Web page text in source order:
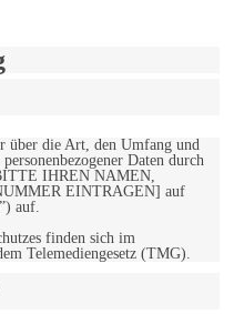
über die Art, den Umfang und
Daten durch
IHREN NAMEN,
EINTRAGEN] auf
auf.
finden sich im
Telemediengesetz (TMG).